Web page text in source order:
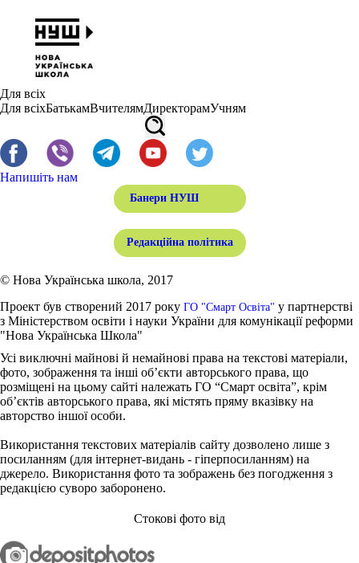
Для всіх
Для всіхБатькамВчителямДиректорамУчням
Напишіть нам
Банери НУШ
Редакційна політика
© Нова Українська школа, 2017
Проект був створений 2017 року ГО "Смарт Освіта" у партнерстві
з Міністерством освіти і науки України для комунікації реформи
"Нова Українська Школа"
Усі виключні майнові й немайнові права на текстові матеріали,
фото, зображення та інші об’єкти авторського права, що
розміщені на цьому сайті належать ГО “Смарт освіта”, крім
об’єктів авторського права, які містять пряму вказівку на
авторство іншої особи.
Використання текстових матеріалів сайту дозволено лише з
посиланням (для інтернет-видань - гіперпосиланням) на
джерело. Використання фото та зображень без погодження з
редакцією суворо заборонено.
Стокові фото від